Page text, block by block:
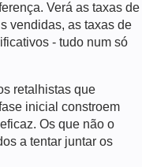
Verá as taxas de
vendidas, as taxas de
- tudo num só
retalhistas que
inicial constroem
Os que não o
a tentar juntar os